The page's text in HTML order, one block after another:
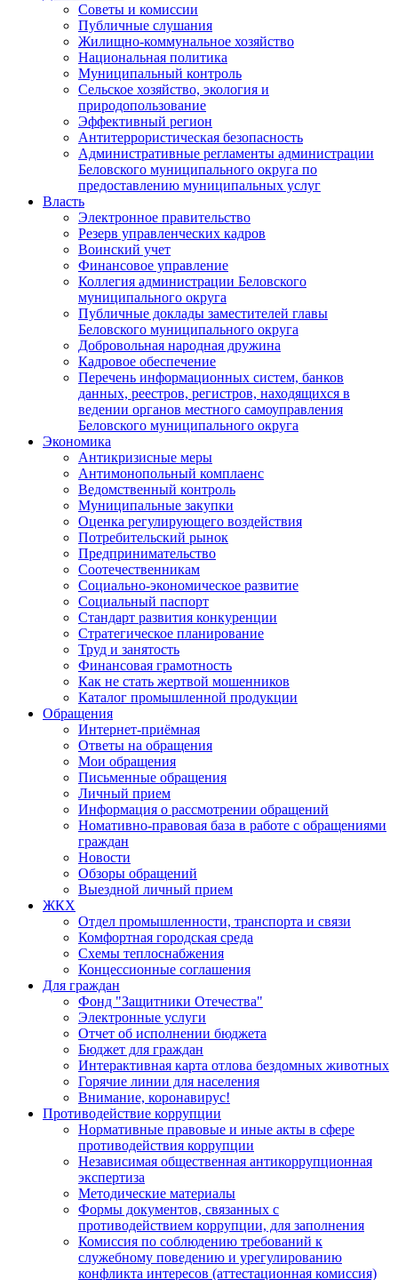
Советы и комиссии
Публичные слушания
Жилищно-коммунальное хозяйство
Национальная политика
Муниципальный контроль
Сельское хозяйство, экология и
природопользование
Эффективный регион
Антитеррористическая безопасность
Административные регламенты администрации
Беловского муниципального округа по
предоставлению муниципальных услуг
Власть
Электронное правительство
Резерв управленческих кадров
Воинский учет
Финансовое управление
Коллегия администрации Беловского
муниципального округа
Публичные доклады заместителей главы
Беловского муниципального округа
Добровольная народная дружина
Кадровое обеспечение
Перечень информационных систем, банков
данных, реестров, регистров, находящихся в
ведении органов местного самоуправления
Беловского муниципального округа
Экономика
Антикризисные меры
Антимонопольный комплаенс
Ведомственный контроль
Муниципальные закупки
Оценка регулирующего воздействия
Потребительский рынок
Предпринимательство
Соотечественникам
Социально-экономическое развитие
Социальный паспорт
Стандарт развития конкуренции
Стратегическое планирование
Труд и занятость
Финансовая грамотность
Как не стать жертвой мошенников
Каталог промышленной продукции
Обращения
Интернет-приёмная
Ответы на обращения
Мои обращения
Письменные обращения
Личный прием
Информация о рассмотрении обращений
Номативно-правовая база в работе с обращениями
граждан
Новости
Обзоры обращений
Выездной личный прием
ЖКХ
Отдел промышленности, транспорта и связи
Комфортная городская среда
Схемы теплоснабжения
Концессионные соглашения
Для граждан
Фонд "Защитники Отечества"
Электронные услуги
Отчет об исполнении бюджета
Бюджет для граждан
Интерактивная карта отлова бездомных животных
Горячие линии для населения
Внимание, коронавирус!
Противодействие коррупции
Нормативные правовые и иные акты в сфере
противодействия коррупции
Независимая общественная антикоррупционная
экспертиза
Методические материалы
Формы документов, связанных с
противодействием коррупции, для заполнения
Комиссия по соблюдению требований к
служебному поведению и урегулированию
конфликта интересов (аттестационная комиссия)